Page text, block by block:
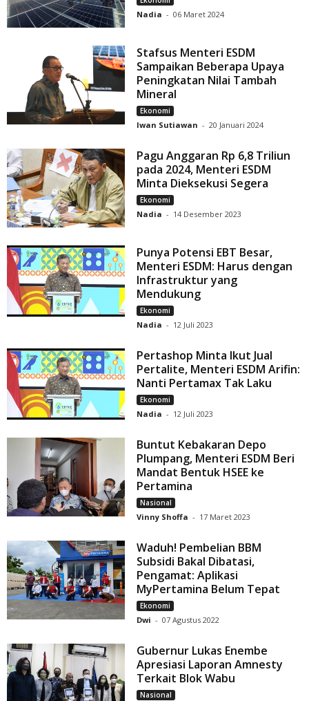
Nadia - 06 Maret 2024
Stafsus Menteri ESDM
Sampaikan Beberapa Upaya
Peningkatan Nilai Tambah
Mineral
Ekonomi
Iwan Sutiawan - 20 Januari 2024
Pagu Anggaran Rp 6,8 Triliun
pada 2024, Menteri ESDM
Minta Dieksekusi Segera
Ekonomi
Nadia - 14 Desember 2023
Punya Potensi EBT Besar,
Menteri ESDM: Harus dengan
Infrastruktur yang
Mendukung
Ekonomi
Nadia - 12 Juli 2023
Pertashop Minta Ikut Jual
Pertalite, Menteri ESDM Arifin:
Nanti Pertamax Tak Laku
Ekonomi
Nadia - 12 Juli 2023
Buntut Kebakaran Depo
Plumpang, Menteri ESDM Beri
Mandat Bentuk HSEE ke
Pertamina
Nasional
Vinny Shoffa - 17 Maret 2023
Waduh! Pembelian BBM
Subsidi Bakal Dibatasi,
Pengamat: Aplikasi
MyPertamina Belum Tepat
Ekonomi
Dwi - 07 Agustus 2022
Gubernur Lukas Enembe
Apresiasi Laporan Amnesty
Terkait Blok Wabu
Nasional